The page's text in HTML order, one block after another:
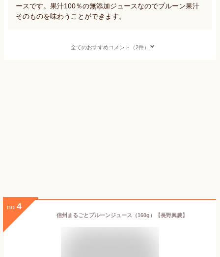
ースです。果汁100％の無添加ジュースなのでプルーン果汁
そのものを味わうことができます。
全てのおすすめコメント（2件）
no. 4
信州まるごとプルーンジュース（160g）【長野興農】